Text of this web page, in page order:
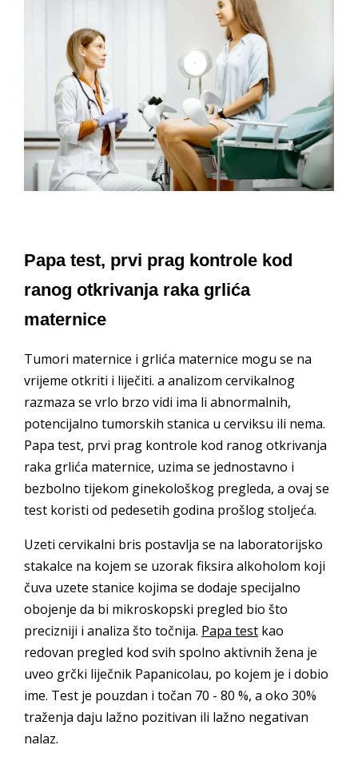
Papa test, prvi prag kontrole kod
ranog otkrivanja raka grlića
maternice
Tumori maternice i grlića maternice mogu se na
vrijeme otkriti i liječiti. a analizom cervikalnog
razmaza se vrlo brzo vidi ima li abnormalnih,
potencijalno tumorskih stanica u cerviksu ili nema.
Papa test, prvi prag kontrole kod ranog otkrivanja
raka grlića maternice, uzima se jednostavno i
bezbolno tijekom ginekološkog pregleda, a ovaj se
test koristi od pedesetih godina prošlog stoljeća.
Uzeti cervikalni bris postavlja se na laboratorijsko
stakalce na kojem se uzorak fiksira alkoholom koji
čuva uzete stanice kojima se dodaje specijalno
obojenje da bi mikroskopski pregled bio što
precizniji i analiza što točnija. Papa test kao
redovan pregled kod svih spolno aktivnih žena je
uveo grčki liječnik Papanicolau, po kojem je i dobio
ime. Test je pouzdan i točan 70 - 80 %, a oko 30%
traženja daju lažno pozitivan ili lažno negativan
nalaz.